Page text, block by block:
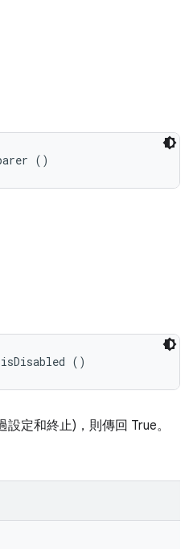
()
()
定和終止)，則傳回 True。